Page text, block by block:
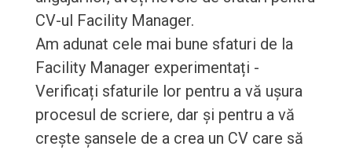
CV-ul Facility Manager.
Am adunat cele mai bune sfaturi de la
Facility Manager experimentați -
Verificați sfaturile lor pentru a vă ușura
procesul de scriere, dar și pentru a vă
crește șansele de a crea un CV care să